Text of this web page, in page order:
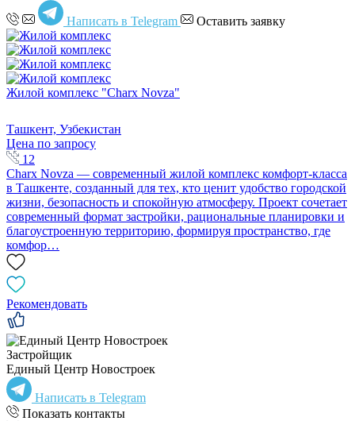
Написать в Telegram Оставить заявку
Жилой комплекс "Charx Novza"
Ташкент, Узбекистан
Цена по запросу
12
Charx Novza — современный жилой комплекс комфорт-класса
в Ташкенте, созданный для тех, кто ценит удобство городской
жизни, безопасность и спокойную атмосферу. Проект сочетает
современный формат застройки, рациональные планировки и
благоустроенную территорию, формируя пространство, где
комфор…
Рекомендовать
Застройщик
Единый Центр Новостроек
Написать в Telegram
Показать контакты